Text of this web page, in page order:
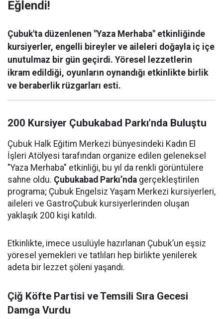
Eğlendi!
Çubuk'ta düzenlenen "Yaza Merhaba" etkinliğinde
kursiyerler, engelli bireyler ve aileleri doğayla iç içe
unutulmaz bir gün geçirdi. Yöresel lezzetlerin
ikram edildiği, oyunların oynandığı etkinlikte birlik
ve beraberlik rüzgarları esti.
200 Kursiyer Çubukabad Parkı’nda Buluştu
Çubuk Halk Eğitim Merkezi bünyesindeki Kadın El
İşleri Atölyesi tarafından organize edilen geleneksel
"Yaza Merhaba" etkinliği, bu yıl da renkli görüntülere
sahne oldu. Çubukabad Parkı’nda gerçekleştirilen
programa; Çubuk Engelsiz Yaşam Merkezi kursiyerleri,
aileleri ve GastroÇubuk kursiyerlerinden oluşan
yaklaşık 200 kişi katıldı.
Etkinlikte, imece usulüyle hazırlanan Çubuk’un eşsiz
yöresel yemekleri ve tatlıları hep birlikte yenilerek
adeta bir lezzet şöleni yaşandı.
Çiğ Köfte Partisi ve Temsili Sıra Gecesi
Damga Vurdu